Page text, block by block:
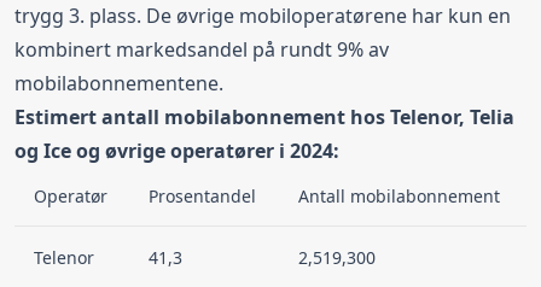
trygg 3. plass. De øvrige mobiloperatørene har kun en
kombinert markedsandel på rundt 9% av
mobilabonnementene.
Estimert antall mobilabonnement hos Telenor, Telia
og Ice og øvrige operatører i 2024:
Operatør Prosentandel Antall mobilabonnement
Telenor 41,3 2,519,300